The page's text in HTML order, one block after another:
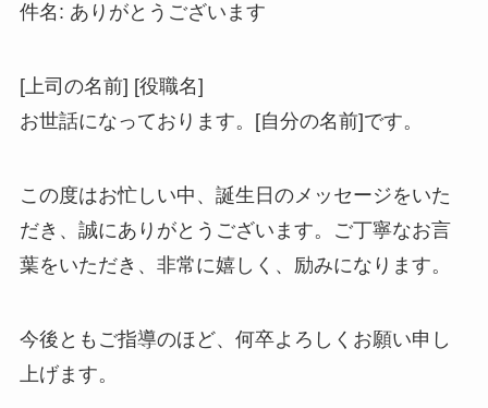
件名: ありがとうございます
[上司の名前] [役職名]
お世話になっております。[自分の名前]です。
この度はお忙しい中、誕生日のメッセージをいた
だき、誠にありがとうございます。ご丁寧なお言
葉をいただき、非常に嬉しく、励みになります。
今後ともご指導のほど、何卒よろしくお願い申し
上げます。